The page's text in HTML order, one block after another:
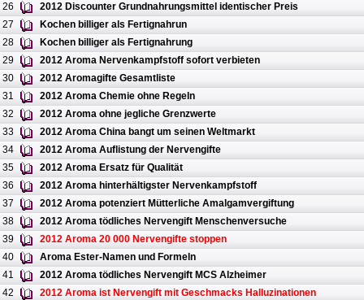
26
2012 Discounter Grundnahrungsmittel identischer Preis
27
Kochen billiger als Fertignahrun
28
Kochen billiger als Fertignahrung
29
2012 Aroma Nervenkampfstoff sofort verbieten
30
2012 Aromagifte Gesamtliste
31
2012 Aroma Chemie ohne Regeln
32
2012 Aroma ohne jegliche Grenzwerte
33
2012 Aroma China bangt um seinen Weltmarkt
34
2012 Aroma Auflistung der Nervengifte
35
2012 Aroma Ersatz für Qualität
36
2012 Aroma hinterhältigster Nervenkampfstoff
37
2012 Aroma potenziert Mütterliche Amalgamvergiftung
38
2012 Aroma tödliches Nervengift Menschenversuche
39
2012 Aroma 20 000 Nervengifte stoppen
40
Aroma Ester-Namen und Formeln
41
2012 Aroma tödliches Nervengift MCS Alzheimer
42
2012 Aroma ist Nervengift mit Geschmacks Halluzinationen